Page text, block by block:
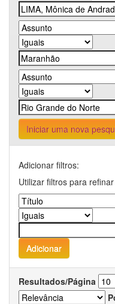
Iniciar uma nova
Adicionar filtros:
Utilizar filtros para
Resultados/Página